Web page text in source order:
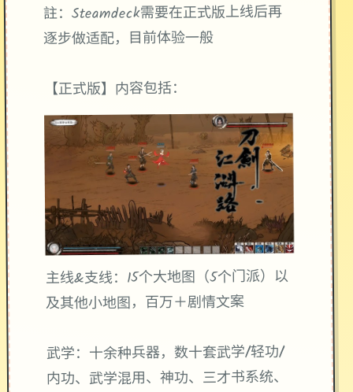
註：Steamdeck需要在正式版上线后再
逐步做适配，目前体验一般
【正式版】内容包括：
主线&支线：15个大地图（5个门派）以
及其他小地图，百万＋剧情文案
武学：十余种兵器，数十套武学/轻功/
内功、武学混用、神功、三才书系统、